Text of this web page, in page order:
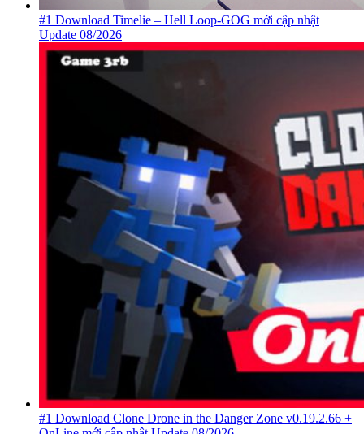
#1 Download Timelie – Hell Loop-GOG mới cập nhật
Update 08/2026
#1 Download Clone Drone in the Danger Zone v0.19.2.66 +